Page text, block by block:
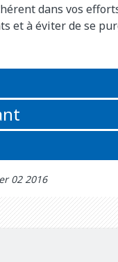
dans vos
et à éviter de se
02 2016